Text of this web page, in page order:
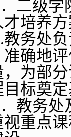
二级学
才培养
教务处
准确地
，为部
目标奠
教务处
视重点